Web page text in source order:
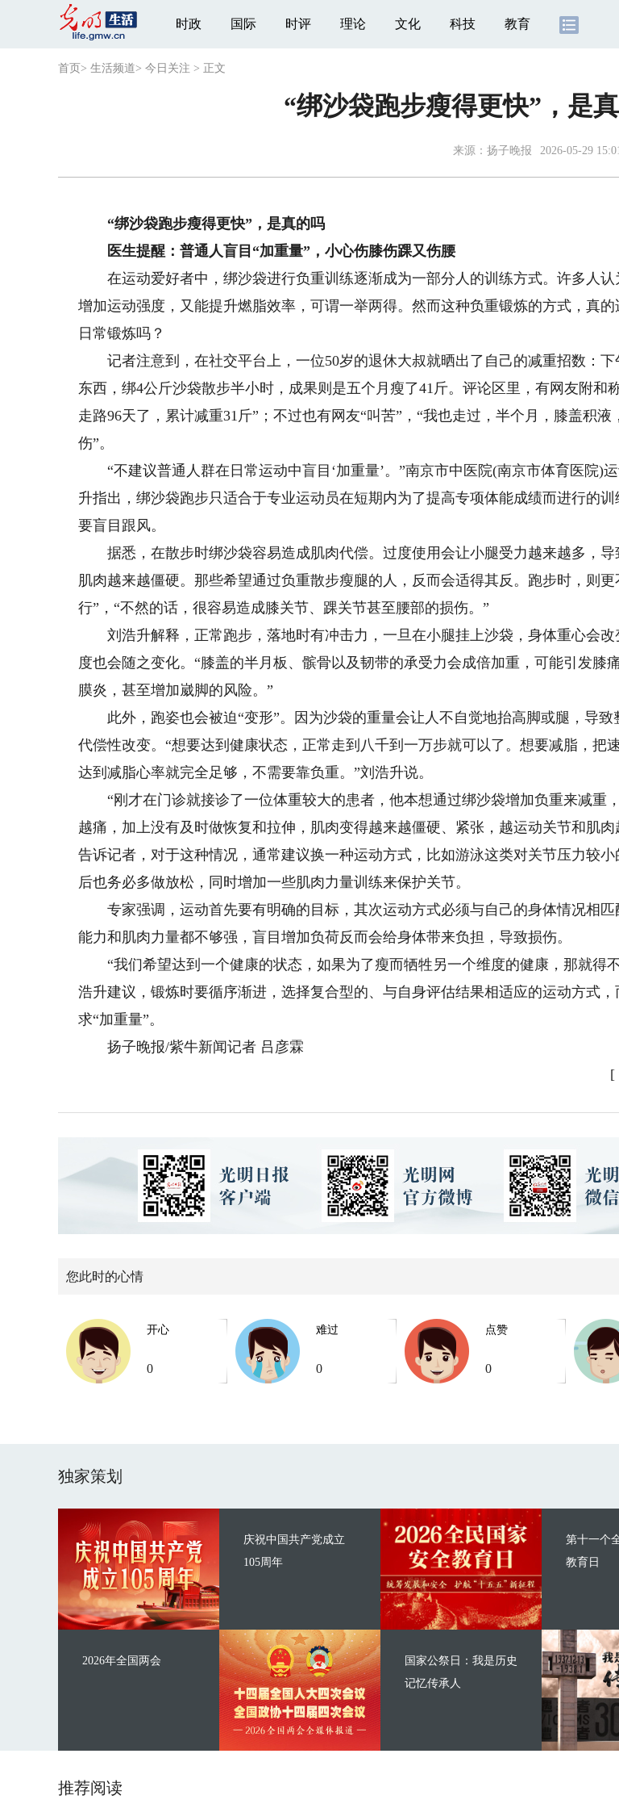
时政 国际 时评 理论 文化 科技 教育
首页 > 生活频道> 今日关注 > 正文
“绑沙袋跑步瘦得更快”，是
来源： 扬子晚报 2026-05-29
“绑沙袋跑步瘦得更快”，是真的吗
医生提醒：普通人盲目“加重量”，小心伤膝伤踝又伤腰
在运动爱好者中，绑沙袋进行负重训练逐渐成为一部分人的训练方式。许多人认
增加运动强度，又能提升燃脂效率，可谓一举两得。然而这种负重锻炼的方式，真的
日常锻炼吗？
记者注意到，在社交平台上，一位50岁的退休大叔就晒出了自己的减重招数：下
东西，绑4公斤沙袋散步半小时，成果则是五个月瘦了41斤。评论区里，有网友附和
走路96天了，累计减重31斤”；不过也有网友“叫苦”，“我也走过，半个月，膝盖积液
伤”。
“不建议普通人群在日常运动中盲目‘加重量’。”南京市中医院(南京市体育医院)
升指出，绑沙袋跑步只适合于专业运动员在短期内为了提高专项体能成绩而进行的训
要盲目跟风。
据悉，在散步时绑沙袋容易造成肌肉代偿。过度使用会让小腿受力越来越多，导
肌肉越来越僵硬。那些希望通过负重散步瘦腿的人，反而会适得其反。跑步时，则更
行”，“不然的话，很容易造成膝关节、踝关节甚至腰部的损伤。”
刘浩升解释，正常跑步，落地时有冲击力，一旦在小腿挂上沙袋，身体重心会改
度也会随之变化。“膝盖的半月板、髌骨以及韧带的承受力会成倍加重，可能引发膝
膜炎，甚至增加崴脚的风险。”
此外，跑姿也会被迫“变形”。因为沙袋的重量会让人不自觉地抬高脚或腿，导致
代偿性改变。“想要达到健康状态，正常走到八千到一万步就可以了。想要减脂，把
达到减脂心率就完全足够，不需要靠负重。”刘浩升说。
“刚才在门诊就接诊了一位体重较大的患者，他本想通过绑沙袋增加负重来减重
越痛，加上没有及时做恢复和拉伸，肌肉变得越来越僵硬、紧张，越运动关节和肌肉
告诉记者，对于这种情况，通常建议换一种运动方式，比如游泳这类对关节压力较小
后也务必多做放松，同时增加一些肌肉力量训练来保护关节。
专家强调，运动首先要有明确的目标，其次运动方式必须与自己的身体情况相匹
能力和肌肉力量都不够强，盲目增加负荷反而会给身体带来负担，导致损伤。
“我们希望达到一个健康的状态，如果为了瘦而牺牲另一个维度的健康，那就得
浩升建议，锻炼时要循序渐进，选择复合型的、与自身评估结果相适应的运动方式，
求“加重量”。
扬子晚报/紫牛新闻记者 吕彦霖
[
您此时的心情
开心
0
难过
0
点赞
0
独家策划
庆祝中国共产党成立
105周年
2026年全国两会
第十一个
教育日
国家公祭日：我是历史
记忆传承人
推荐阅读